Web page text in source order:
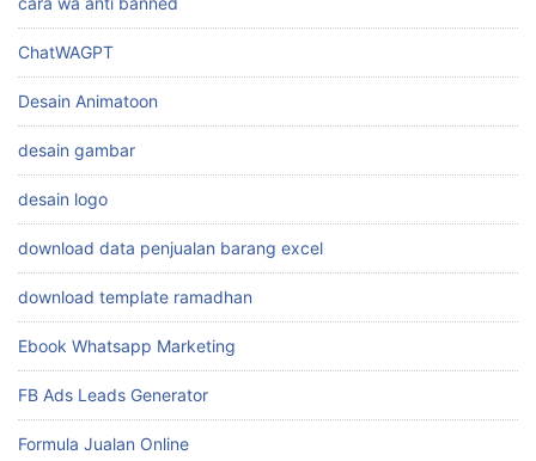
ChatWAGPT
Desain Animatoon
desain gambar
desain logo
download data penjualan barang excel
download template ramadhan
Ebook Whatsapp Marketing
FB Ads Leads Generator
Formula Jualan Online